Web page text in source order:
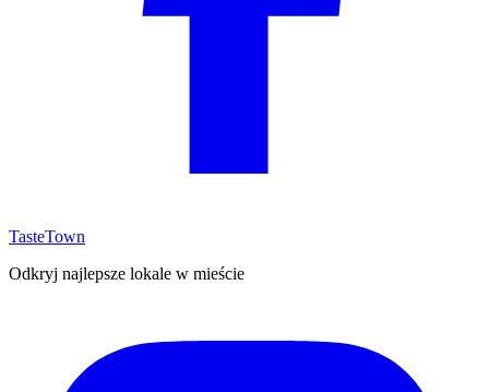
TasteTown
Odkryj najlepsze lokale w mieście